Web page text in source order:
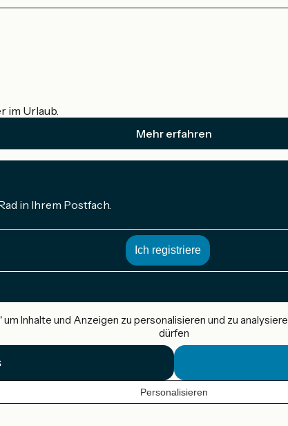
im Urlaub.
Mehr erfahren
in Ihrem Postfach.
Inhalte und Anzeigen zu personalisieren und zu
dürfen
Personalisieren